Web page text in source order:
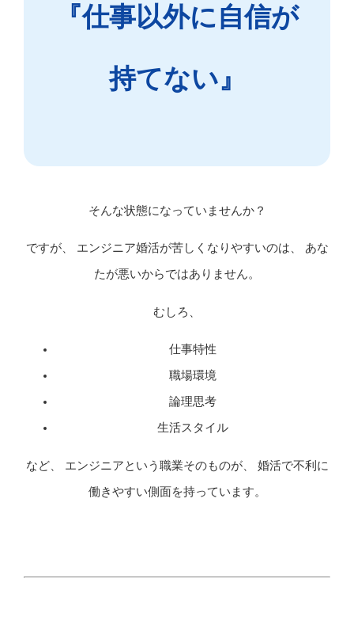
『仕事以外に自信が
持てない』
そんな状態になっていませんか？
ですが、 エンジニア婚活が苦しくなりやすいのは、 あな
たが悪いからではありません。
むしろ、
仕事特性
職場環境
論理思考
生活スタイル
など、 エンジニアという職業そのものが、 婚活で不利に
働きやすい側面を持っています。